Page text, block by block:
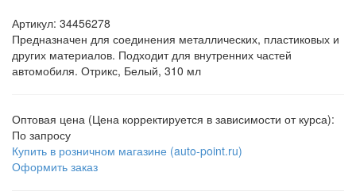
Артикул: 34456278
Предназначен для соединения металлических, пластиковых и
других материалов. Подходит для внутренних частей
автомобиля. Отрикс, Белый, 310 мл
Оптовая цена (Цена корректируется в зависимости от курса):
По запросу
Купить в розничном магазине (auto-point.ru)
Оформить заказ